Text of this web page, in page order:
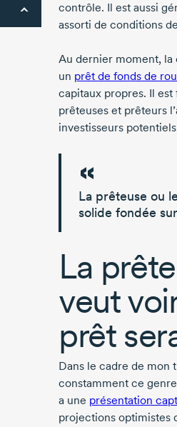
contrôle. Il est aussi
assorti de conditions
Au dernier moment, la
un prêt de fonds de
capitaux propres. Il
prêteuses et prêteurs
investisseurs
La prêteuse ou
solide fondée
La
veut
prêt
Dans le cadre de mon
constamment ce
a une présentation
projections optimistes